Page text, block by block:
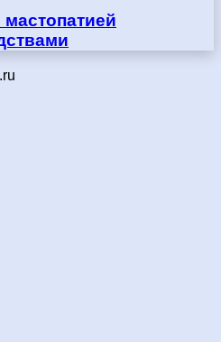
мастопатией